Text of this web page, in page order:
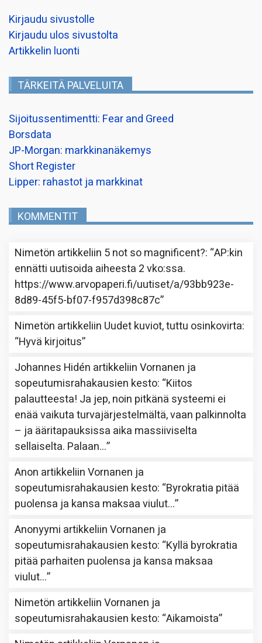
Kirjaudu sivustolle
Kirjaudu ulos sivustolta
Artikkelin luonti
TÄRKEITÄ PALVELUITA
Sijoitussentimentti: Fear and Greed
Borsdata
JP-Morgan: markkinanäkemys
Short Register
Lipper: rahastot ja markkinat
KOMMENTIT
Nimetön artikkeliin 5 not so magnificent?: “AP:kin
ennätti uutisoida aiheesta 2 vko:ssa.
https://www.arvopaperi.fi/uutiset/a/93bb923e-
8d89-45f5-bf07-f957d398c87c”
Nimetön artikkeliin Uudet kuviot, tuttu osinkovirta:
“Hyvä kirjoitus”
Johannes Hidén artikkeliinVornanen ja
sopeutumisrahakausien kesto: “Kiitos
palautteesta! Ja jep, noin pitkänä systeemi ei
enää vaikuta turvajärjestelmältä, vaan palkinnolta
– ja ääritapauksissa aika massiiviselta
sellaiselta. Palaan…”
Anon artikkeliinVornanen ja
sopeutumisrahakausien kesto: “Byrokratia pitää
puolensa ja kansa maksaa viulut…”
Anonyymi artikkeliinVornanen ja
sopeutumisrahakausien kesto: “Kyllä byrokratia
pitää parhaiten puolensa ja kansa maksaa
viulut…”
Nimetön artikkeliinVornanen ja
sopeutumisrahakausien kesto: “Aikamoista”